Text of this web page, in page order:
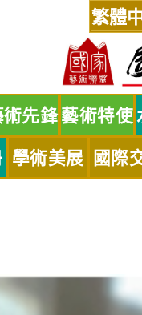
繁體
術先鋒藝術特使
學術美展 國際